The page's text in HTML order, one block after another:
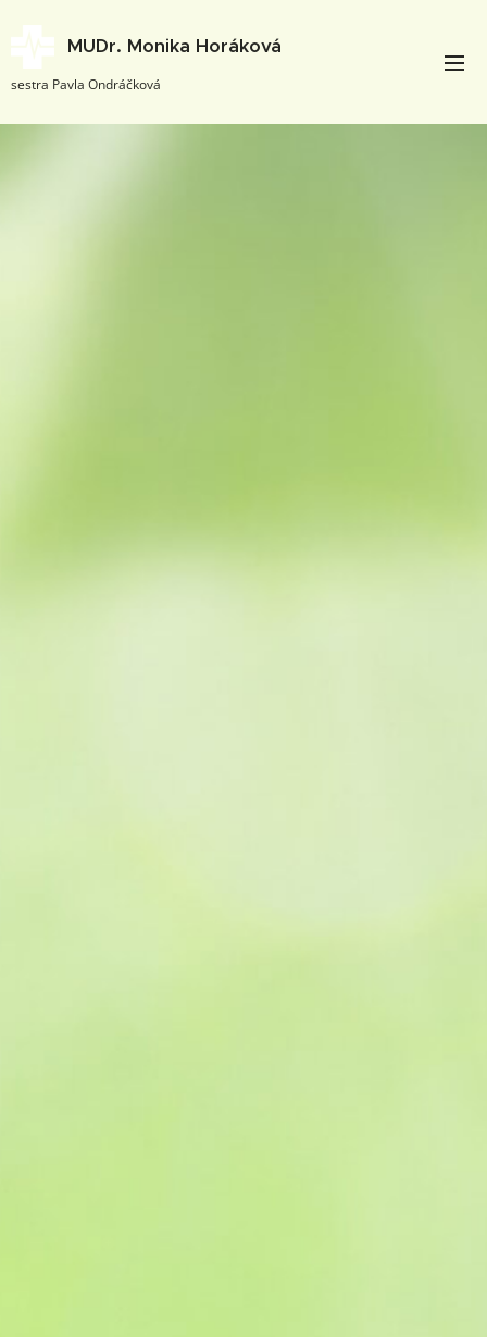
MUDr. Monika Horáková
sestra Pavla Ondráčková